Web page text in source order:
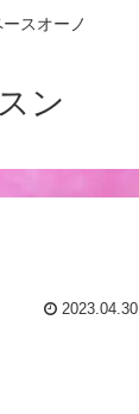
スオーノ
ン
2023.04.30